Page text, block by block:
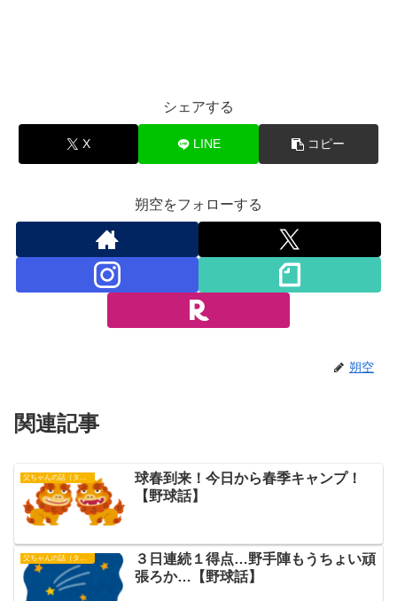
シェアする
X LINE コピー
朔空をフォローする
朔空
関連記事
球春到来！今日から春季キャンプ！
【野球話】
父ちゃんの話（タイガース）
３日連続１得点…野手陣もうちょい頑
張ろか…【野球話】